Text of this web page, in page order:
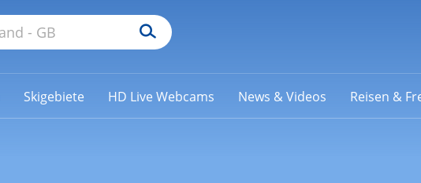
Skigebiete HD Live Webcams News & Videos Reisen &